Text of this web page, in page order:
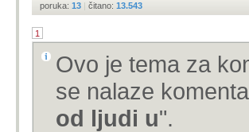
poruka: 13 | čitano: 13.543
1
Ovo je tema za
se nalaze
od ljudi u".